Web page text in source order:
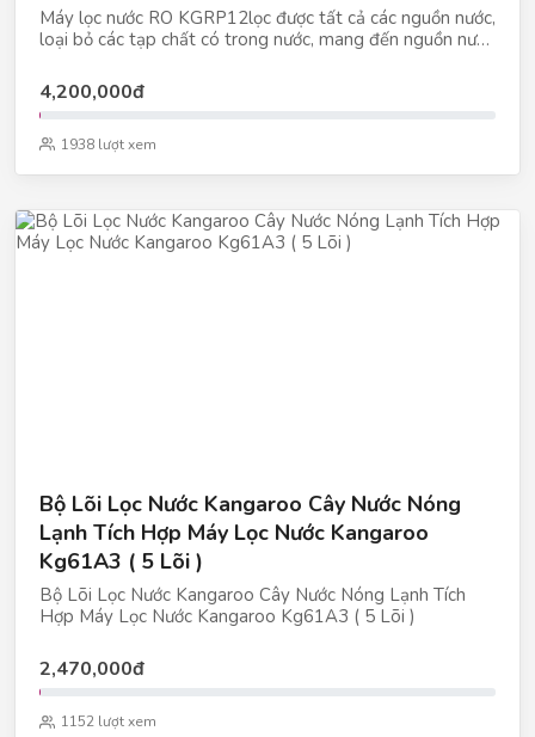
Máy lọc nước RO KGRP12lọc được tất cả các nguồn nước,
loại bỏ các tạp chất có trong nước, mang đến nguồn nước
4,200,000đ
1938 lượt xem
Bộ Lõi Lọc Nước Kangaroo Cây Nước Nóng
Lạnh Tích Hợp Máy Lọc Nước Kangaroo
Kg61A3 ( 5 Lõi )
Bộ Lõi Lọc Nước Kangaroo Cây Nước Nóng Lạnh Tích
Hợp Máy Lọc Nước Kangaroo Kg61A3 ( 5 Lõi )
2,470,000đ
1152 lượt xem